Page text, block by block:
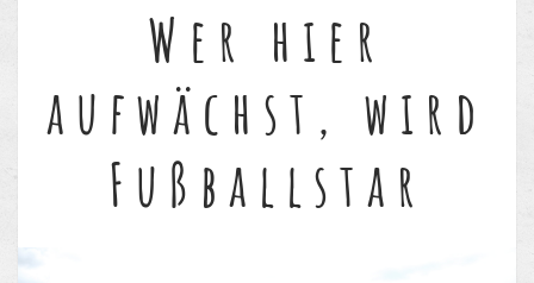
Wer hier
aufwächst, wird
Fußballstar